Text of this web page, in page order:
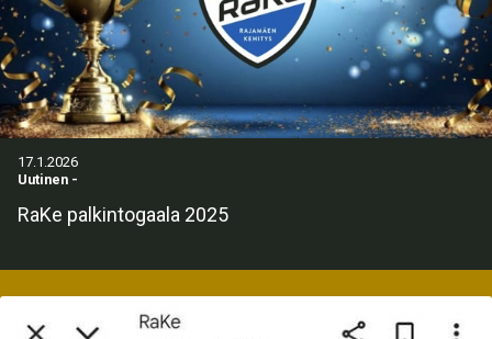
17.1.2026
Uutinen -
RaKe palkintogaala 2025